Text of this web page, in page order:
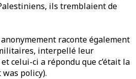
ils tremblaient de
raconte également
interpellé leur
celui-ci a répondu que c’était la
was policy).